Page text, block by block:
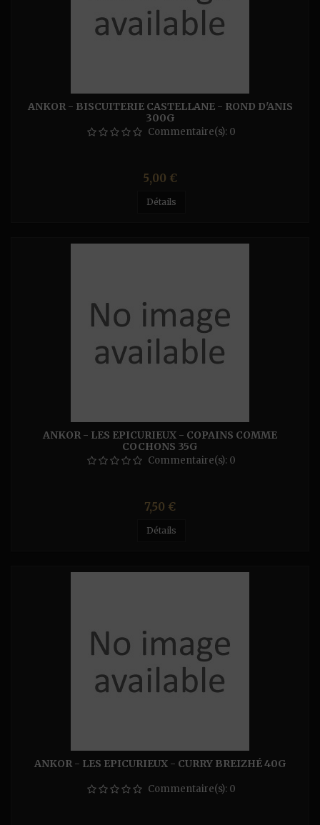
ANKOR - BISCUITERIE CASTELLANE - ROND D'ANIS
300G
Commentaire(s): 0
Prix
5,00 €
Détails
ANKOR - LES EPICURIEUX - COPAINS COMME
COCHONS 35G
Commentaire(s): 0
Prix
7,50 €
Détails
ANKOR - LES EPICURIEUX - CURRY BREIZHÉ 40G
Commentaire(s): 0